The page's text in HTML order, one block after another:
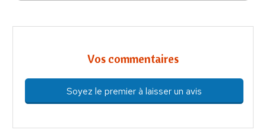
Vos commentaires
Soyez le premier à laisser un avis